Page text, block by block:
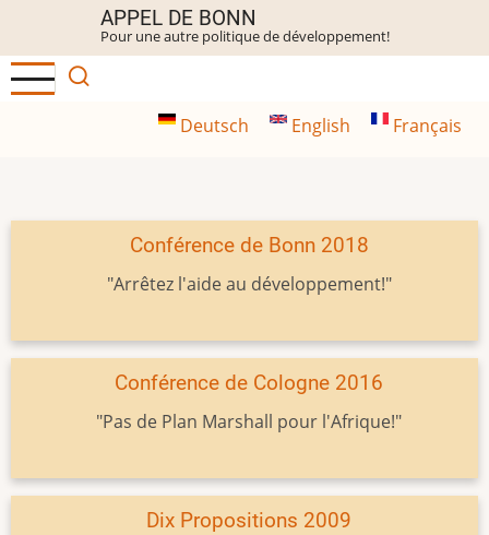
contenu
principal
APPEL DE BONN
Pour une autre politique de développement!
Deutsch English Français
Conférence de Bonn 2018
"Arrêtez l'aide au développement!"
Conférence de Cologne 2016
"Pas de Plan Marshall pour l'Afrique!"
Dix Propositions 2009